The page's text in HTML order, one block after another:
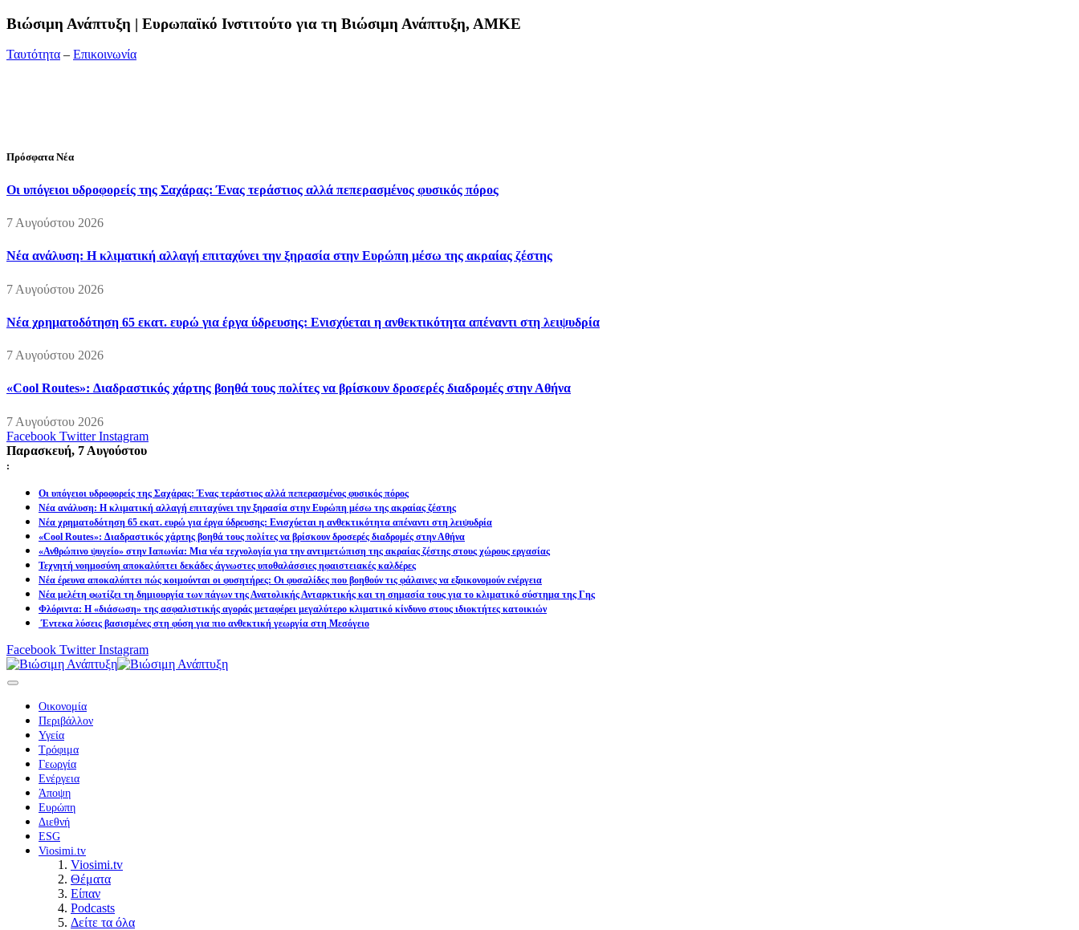
Bιώσιμη Ανάπτυξη | Ευρωπαϊκό Ινστιτούτο για τη Βιώσιμη Ανάπτυξη, ΑΜΚΕ
Ταυτότητα – Επικοινωνία
Πρόσφατα Νέα
Οι υπόγειοι υδροφορείς της Σαχάρας: Ένας τεράστιος αλλά πεπερασμένος φυσικός πόρος
7 Αυγούστου 2026
Νέα ανάλυση: Η κλιματική αλλαγή επιταχύνει την ξηρασία στην Ευρώπη μέσω της ακραίας ζέστης
7 Αυγούστου 2026
Νέα χρηματοδότηση 65 εκατ. ευρώ για έργα ύδρευσης: Ενισχύεται η ανθεκτικότητα απέναντι στη λειψυδρία
7 Αυγούστου 2026
«Cool Routes»: Διαδραστικός χάρτης βοηθά τους πολίτες να βρίσκουν δροσερές διαδρομές στην Αθήνα
7 Αυγούστου 2026
Facebook Twitter Instagram
Παρασκευή, 7 Αυγούστου
:
Οι υπόγειοι υδροφορείς της Σαχάρας: Ένας τεράστιος αλλά πεπερασμένος φυσικός πόρος
Νέα ανάλυση: Η κλιματική αλλαγή επιταχύνει την ξηρασία στην Ευρώπη μέσω της ακραίας ζέστης
Νέα χρηματοδότηση 65 εκατ. ευρώ για έργα ύδρευσης: Ενισχύεται η ανθεκτικότητα απέναντι στη λειψυδρία
«Cool Routes»: Διαδραστικός χάρτης βοηθά τους πολίτες να βρίσκουν δροσερές διαδρομές στην Αθήνα
«Ανθρώπινο ψυγείο» στην Ιαπωνία: Μια νέα τεχνολογία για την αντιμετώπιση της ακραίας ζέστης στους χώρους εργασίας
Τεχνητή νοημοσύνη αποκαλύπτει δεκάδες άγνωστες υποθαλάσσιες ηφαιστειακές καλδέρες
Νέα έρευνα αποκαλύπτει πώς κοιμούνται οι φυσητήρες: Οι φυσαλίδες που βοηθούν τις φάλαινες να εξοικονομούν ενέργεια
Νέα μελέτη φωτίζει τη δημιουργία των πάγων της Ανατολικής Ανταρκτικής και τη σημασία τους για το κλιματικό σύστημα της Γης
Φλόριντα: Η «διάσωση» της ασφαλιστικής αγοράς μεταφέρει μεγαλύτερο κλιματικό κίνδυνο στους ιδιοκτήτες κατοικιών
Έντεκα λύσεις βασισμένες στη φύση για πιο ανθεκτική γεωργία στη Μεσόγειο
Facebook Twitter Instagram
Οικονομία
Περιβάλλον
Υγεία
Τρόφιμα
Γεωργία
Ενέργεια
Άποψη
Ευρώπη
Διεθνή
ESG
Viosimi.tv
Viosimi.tv
Θέματα
Είπαν
Podcasts
Δείτε τα όλα